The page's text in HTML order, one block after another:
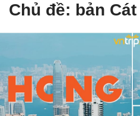
Chủ đề: bản